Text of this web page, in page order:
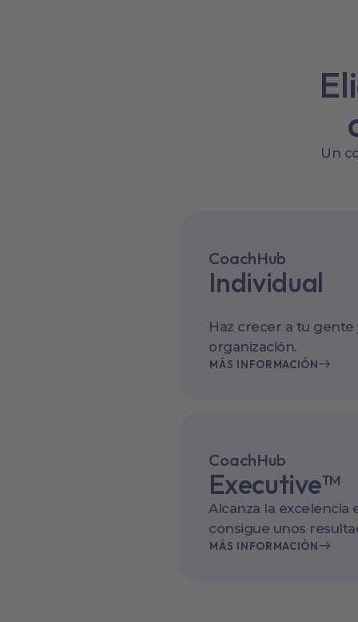
Un
CoachHub
Individual
Haz crecer a tu
organización.
MÁS INFORMACIÓN
CoachHub
Executive™
Alcanza la excelencia
consigue unos
MÁS INFORMACIÓN